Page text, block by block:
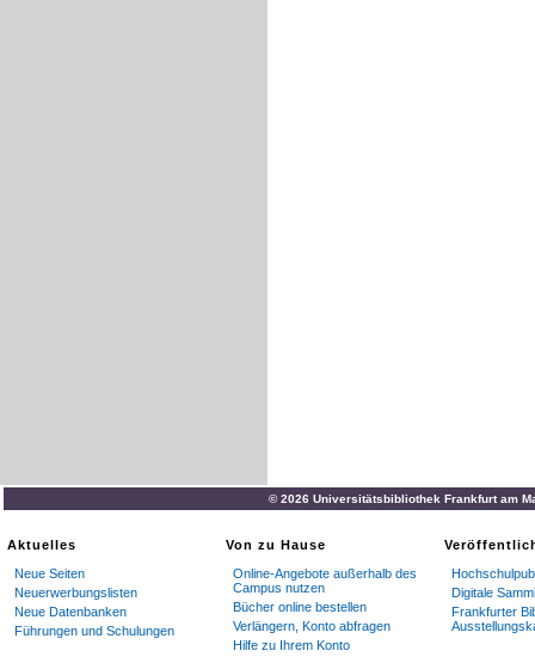
© 2026 Universitätsbibliothek Frankfurt am
Aktuelles
Neue Seiten
Neuerwerbungslisten
Neue Datenbanken
Führungen und Schulungen
Von zu Hause
Online-Angebote außerhalb des
Campus nutzen
Bücher online bestellen
Verlängern, Konto abfragen
Hilfe zu Ihrem Konto
Digitale
Frankfurter